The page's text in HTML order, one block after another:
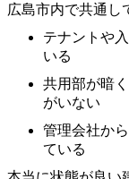
広島市内で共通し
テナントや
いる
共用部が暗
がいない
管理会社か
ている